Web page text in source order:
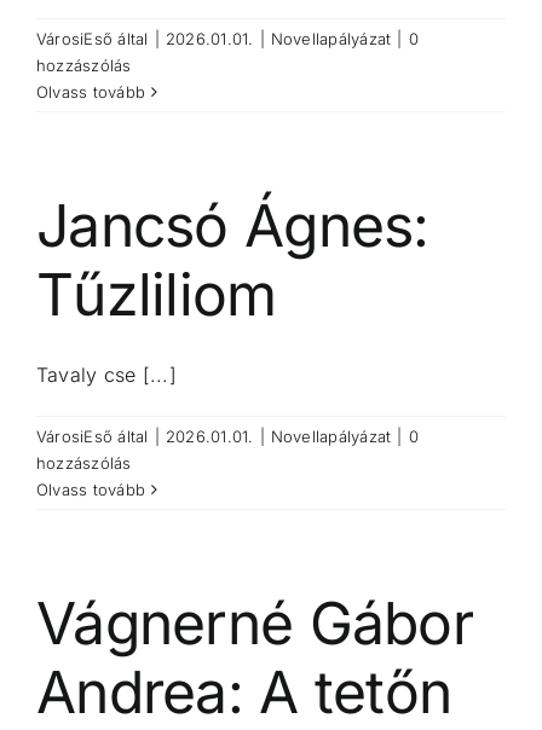
VárosiEső által 2026.01.01. Novellapályázat
0
hozzászólás
Olvass tovább
Jancsó Ágnes:
Tűzliliom
Tavaly cse [...]
VárosiEső által 2026.01.01. Novellapályázat
0
hozzászólás
Olvass tovább
Vágnerné Gábor
Andrea: A tetőn